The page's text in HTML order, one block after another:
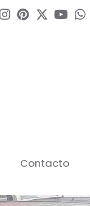
Contacto